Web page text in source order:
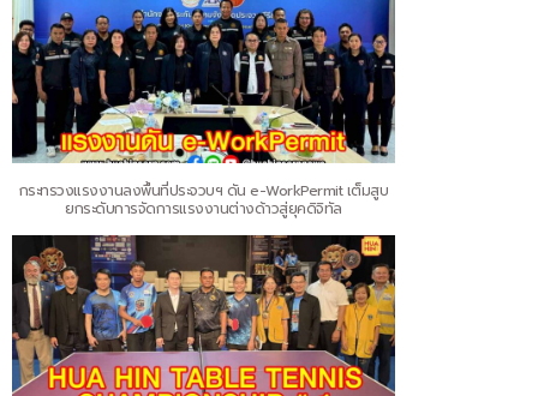
กระทรวงแรงงานลงพื้นที่ประจวบฯ ดัน e-WorkPermit เต็มสูบ
ยกระดับการจัดการแรงงานต่างด้าวสู่ยุคดิจิทัล